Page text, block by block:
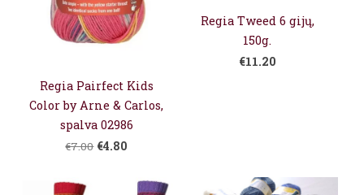
Regia Pairfect Kids
Color by Arne & Carlos,
spalva 02986
€7.00 €4.80
Regia Tweed 6 gijų,
150g.
€11.20